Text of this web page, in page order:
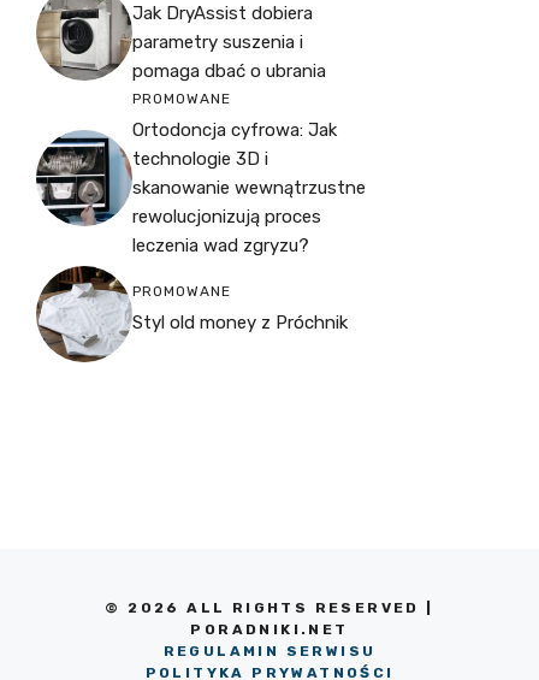
Jak DryAssist dobiera
parametry suszenia i
pomaga dbać o ubrania
PROMOWANE
Ortodoncja cyfrowa: Jak
technologie 3D i
skanowanie wewnątrzustne
rewolucjonizują proces
leczenia wad zgryzu?
PROMOWANE
Styl old money z Próchnik
© 2026 ALL RIGHTS RESERVED |
PORADNIKI.NET
REGULAMIN SERWISU
POLITYKA PRYWATNOŚCI